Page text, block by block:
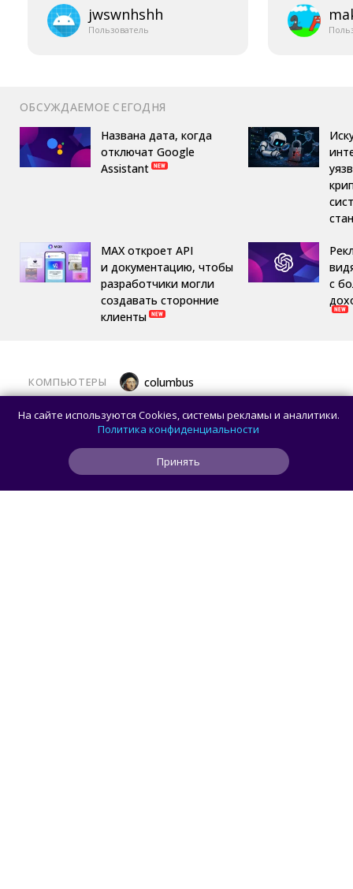
jwswnhshh
Пользователь
ОБСУЖДАЕМОЕ СЕГОДНЯ
Названа дата, когда
отключат Google
Assistant
MAX откроет API
и документацию, чтобы
разработчики могли
создавать сторонние
клиенты
с
КОМПЬЮТЕРЫ columbus
лучшие игровые сборки от 59 100 рублей
На сайте используются Cookies, системы рекламы и аналитики.
Политика конфиденциальности
Принять